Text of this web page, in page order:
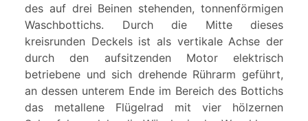
des auf drei Beinen stehenden, tonnenförmigen
Waschbottichs. Durch die Mitte dieses
kreisrunden Deckels ist als vertikale Achse der
durch den aufsitzenden Motor elektrisch
betriebene und sich drehende Rührarm geführt,
an dessen unterem Ende im Bereich des Bottichs
das metallene Flügelrad mit vier hölzernen